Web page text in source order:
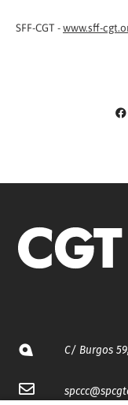
SFF-CGT -www.sff-
C/ Burgos
spccc@